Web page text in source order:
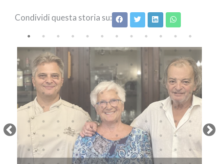
Condividi questa storia su:
Next